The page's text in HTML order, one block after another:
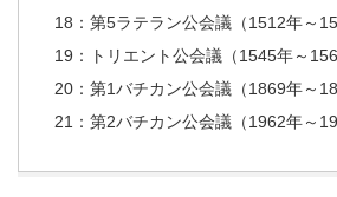
18：第5ラテラン公会議（1512年～
19：トリエント公会議（1545年～
20：第1バチカン公会議（1869年～
21：第2バチカン公会議（1962年～